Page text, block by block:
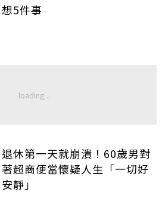
想5件事
退休第一天就崩潰！60歲男對
著超商便當懷疑人生「一切好
安靜」